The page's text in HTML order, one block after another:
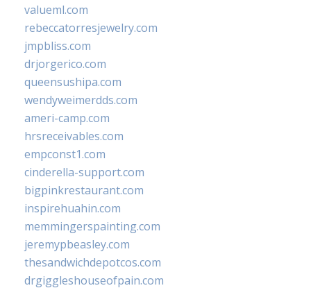
valueml.com
rebeccatorresjewelry.com
jmpbliss.com
drjorgerico.com
queensushipa.com
wendyweimerdds.com
ameri-camp.com
hrsreceivables.com
empconst1.com
cinderella-support.com
bigpinkrestaurant.com
inspirehuahin.com
memmingerspainting.com
jeremypbeasley.com
thesandwichdepotcos.com
drgiggleshouseofpain.com